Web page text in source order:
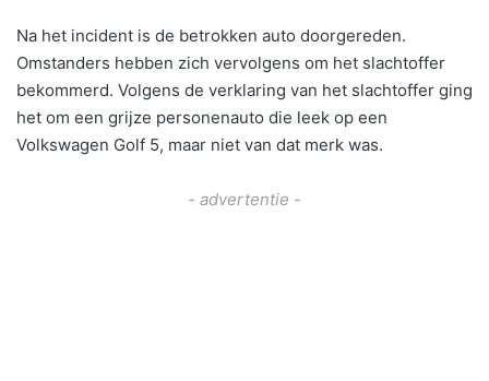
Na het incident is de betrokken auto doorgereden.
Omstanders hebben zich vervolgens om het slachtoffer
bekommerd. Volgens de verklaring van het slachtoffer ging
het om een grijze personenauto die leek op een
Volkswagen Golf 5, maar niet van dat merk was.
- advertentie -